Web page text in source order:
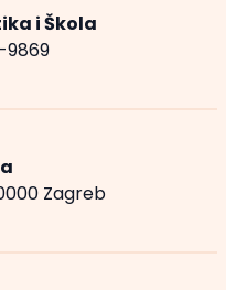
i Škola
9869
Zagreb